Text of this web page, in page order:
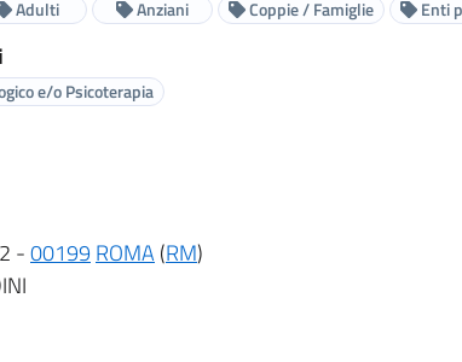
Adulti Anziani Coppie / Famiglie Enti
e/o Psicoterapia
-00199 ROMA(RM)